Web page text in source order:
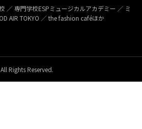
／ 専門学校ESPミュージカルアカデミー ／ ミ
AIR TOKYO ／ the fashion caféほか
Rights Reserved.